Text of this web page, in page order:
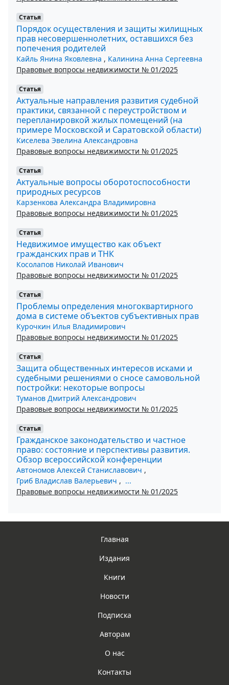
Статья
Порядок осуществления и защиты жилищных
прав несовершеннолетних, оставшихся без
попечения родителей
Кайль Янина Яковлевна , Калинина Анна Сергеевна
Правовые вопросы недвижимости № 01/2025
Статья
Актуальные направления развития судебной
практики, связанной с переустройством и
перепланировкой жилых помещений (на
примере Московской и Саратовской области)
Киселева Эвелина Александровна
Правовые вопросы недвижимости № 01/2025
Статья
Актуальные вопросы оборотоспособности
природных ресурсов
Карзенкова Александра Владимировна
Правовые вопросы недвижимости № 01/2025
Статья
Недвижимое имущество как объект
гражданских прав и ТНК
Косолапов Николай Иванович
Правовые вопросы недвижимости № 01/2025
Статья
Проблемы определения многоквартирного
дома в системе объектов субъективных прав
Курочкин Илья Владимирович
Правовые вопросы недвижимости № 01/2025
Статья
Защита общественных интересов исками и
судебными решениями о сносе самовольной
постройки: некоторые вопросы
Туманов Дмитрий Александрович
Правовые вопросы недвижимости № 01/2025
Статья
Гражданское законодательство и частное
право: состояние и перспективы развития.
Обзор всероссийской конференции
Автономов Алексей Станиславович ,
Гриб Владислав Валерьевич , ...
Правовые вопросы недвижимости № 01/2025
Главная
Издания
Книги
Новости
Подписка
Авторам
О нас
Контакты